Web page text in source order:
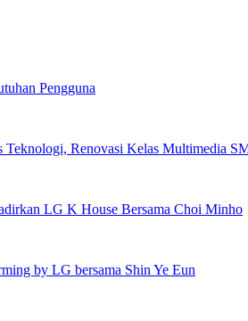
Pengguna
Teknologi, Renovasi Kelas Multimedia
LG K House Bersama Choi Minho
by LG bersama Shin Ye Eun